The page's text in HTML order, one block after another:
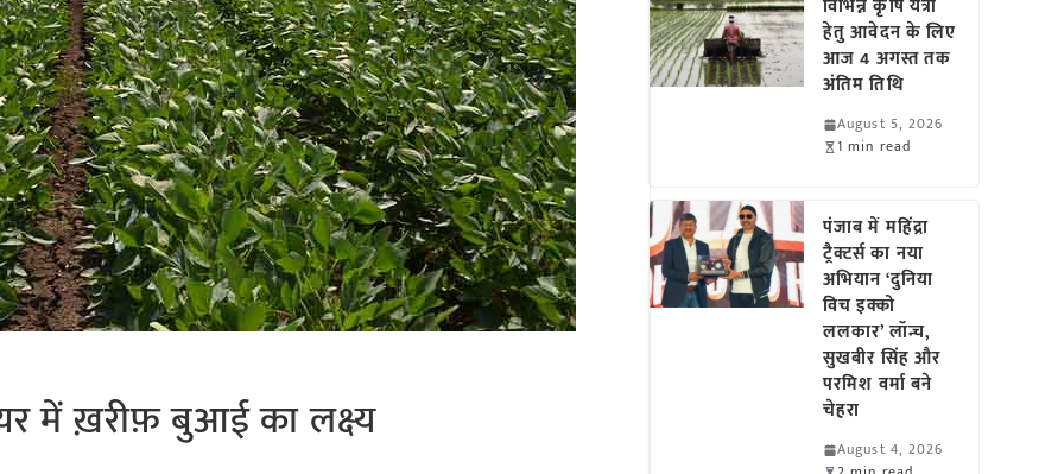
में ख़रीफ़ बुआई का लक्ष्य
विभिन्न कृषि यंत्रों
हेतु आवेदन के लिए
आज 4 अगस्त तक
अंतिम तिथि
August 5, 2026
1 min read
पंजाब में महिंद्रा
ट्रैक्टर्स का नया
अभियान ‘दुनिया
विच इक्को
ललकार’ लॉन्च,
सुखबीर सिंह और
परमिश वर्मा बने
चेहरा
August 4, 2026